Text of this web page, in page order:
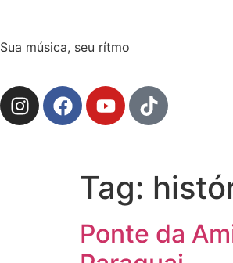
Sua música, seu rítmo
Tag:
Ponte da